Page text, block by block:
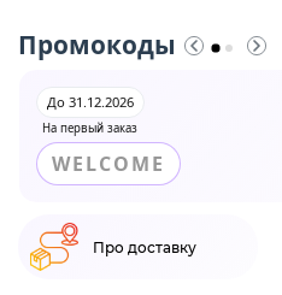
Промокоды
На первый заказ
До 31.12.2026
WELCOME
Про доставку